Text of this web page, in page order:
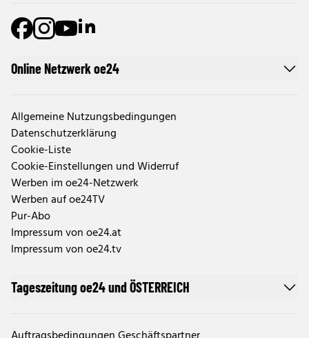
Online Netzwerk oe24
Allgemeine Nutzungsbedingungen
Datenschutzerklärung
Cookie-Liste
Cookie-Einstellungen und Widerruf
Werben im oe24-Netzwerk
Werben auf oe24TV
Pur-Abo
Impressum von oe24.at
Impressum von oe24.tv
Tageszeitung oe24 und ÖSTERREICH